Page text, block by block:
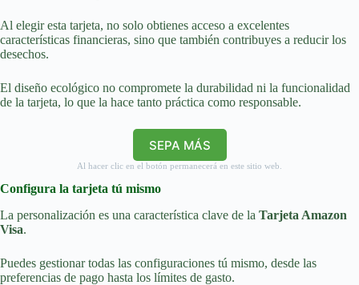
Al elegir esta tarjeta, no solo obtienes acceso a excelentes
características financieras, sino que también contribuyes a reducir los
desechos.
El diseño ecológico no compromete la durabilidad ni la funcionalidad
de la tarjeta, lo que la hace tanto práctica como responsable.
SEPA MÁS
Al hacer clic en el botón permanecerá en este sitio web.
Configura la tarjeta tú mismo
La personalización es una característica clave de la Tarjeta Amazon
Visa.
Puedes gestionar todas las configuraciones tú mismo, desde las
preferencias de pago hasta los límites de gasto.